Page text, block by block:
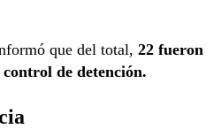
que del total, 22 fueron
de detención.